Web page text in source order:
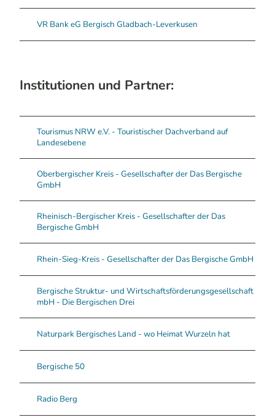
VR Bank eG Bergisch Gladbach-Leverkusen
Institutionen und Partner:
Tourismus NRW e.V. - Touristischer Dachverband auf
Landesebene
Oberbergischer Kreis - Gesellschafter der Das Bergische
GmbH
Rheinisch-Bergischer Kreis - Gesellschafter der Das
Bergische GmbH
Rhein-Sieg-Kreis - Gesellschafter der Das Bergische GmbH
Bergische Struktur- und Wirtschaftsförderungsgesellschaft
mbH - Die Bergischen Drei
Naturpark Bergisches Land - wo Heimat Wurzeln hat
Bergische 50
Radio Berg